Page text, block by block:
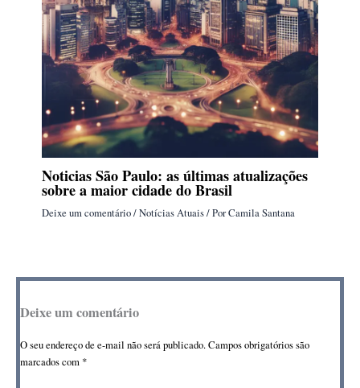
Noticias São Paulo: as últimas atualizações
sobre a maior cidade do Brasil
Deixe um comentário/Notícias Atuais/ PorCamila Santana
Deixe um comentário
O seu endereço de e-mail não será publicado.Campos obrigatórios são
marcados com *